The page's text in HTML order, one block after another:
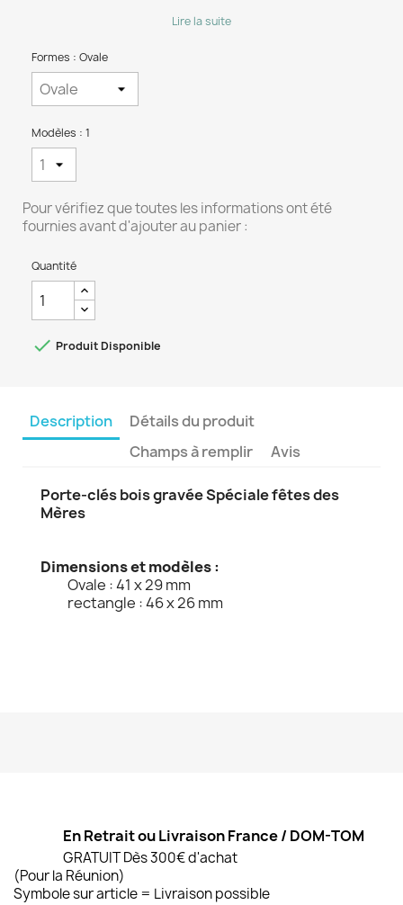
Lire la suite
Formes : Ovale
Modèles : 1
Pour vérifiez que toutes les informations ont été
fournies avant d'ajouter au panier :
Quantité
 Produit Disponible
Description
Détails du produit
Champs à remplir
Avis
Porte-clés bois gravée Spéciale fêtes des
Mères
Dimensions et modèles :
Ovale : 41 x 29 mm
rectangle : 46 x 26 mm
En Retrait ou Livraison France / DOM-TOM
GRATUIT Dès 300€ d'achat
(Pour la Réunion)
Symbole sur article = Livraison possible